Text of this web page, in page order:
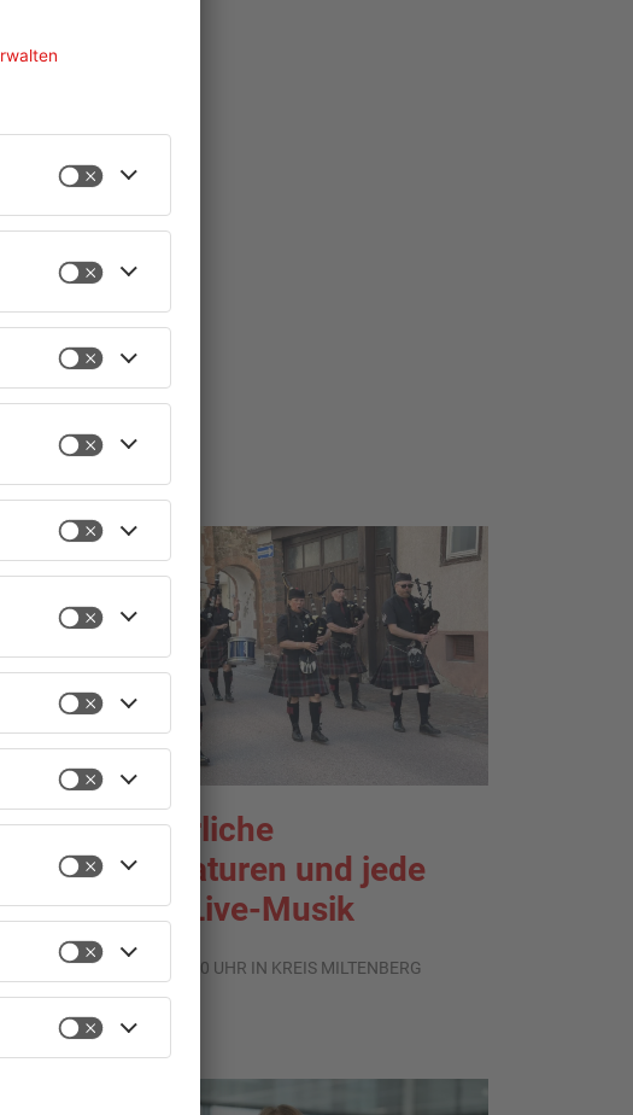
Sommerliche
Temperaturen und jede
Menge Live-Musik
01.08.2026, 21:20 UHR IN KREIS MILTENBERG